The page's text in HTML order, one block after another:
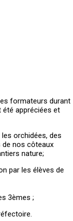
formateurs durant
été appréciées et
orchidées, des
de nos côteaux
nature;
par les élèves de
3èmes ;